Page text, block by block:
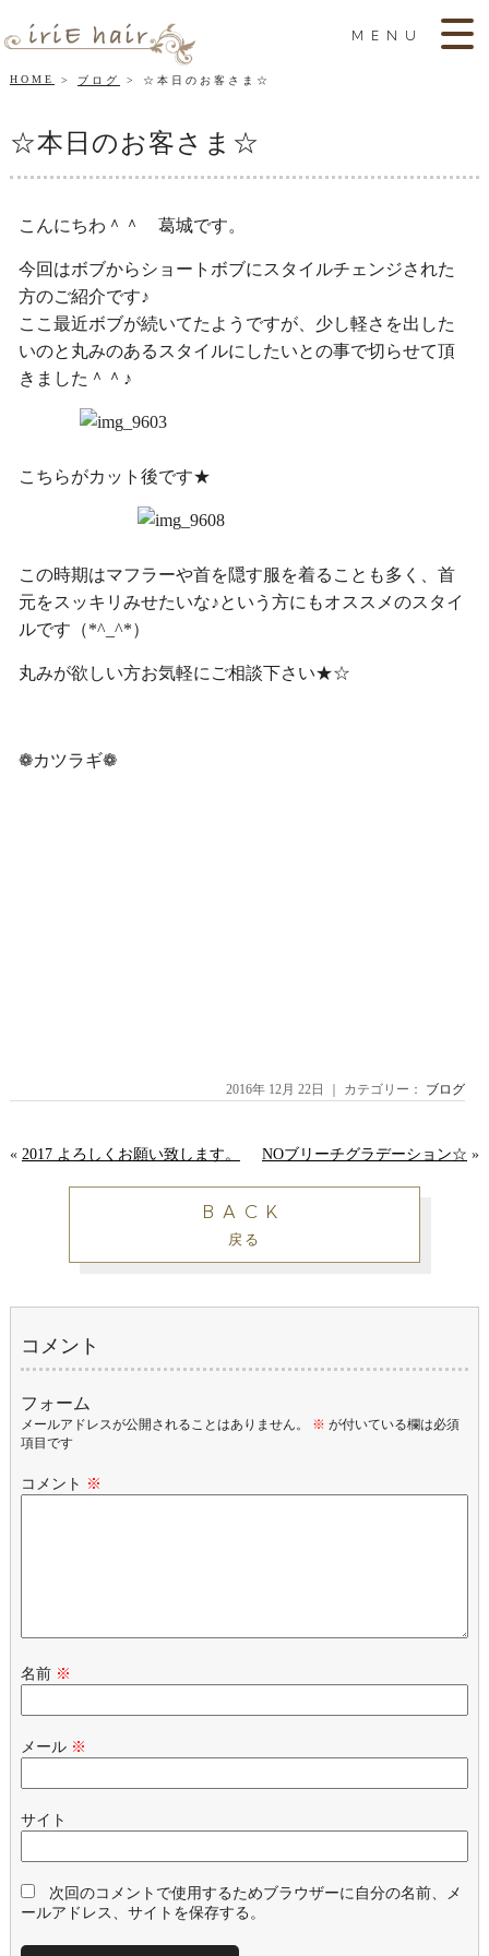
MENU
HOME ブログ ☆本日のお客さま☆
☆本日のお客さま☆
こんにちわ＾＾ 葛城です。
今回はボブからショートボブにスタイルチェンジされた
方のご紹介です♪
ここ最近ボブが続いてたようですが、少し軽さを出した
いのと丸みのあるスタイルにしたいとの事で切らせて頂
きました＾＾♪
こちらがカット後です★
この時期はマフラーや首を隠す服を着ることも多く、首
元をスッキリみせたいな♪という方にもオススメのスタイ
ルです（*^_^*）
丸みが欲しい方お気軽にご相談下さい★☆
❁カツラギ❁
2016年 12月 22日 ｜ カテゴリー： ブログ
« 2017 よろしくお願い致します。 NOブリーチグラデーション☆ »
BACK
戻る
コメント
フォーム
メールアドレスが公開されることはありません。 ※ が付いている欄は必須
項目です
コメント ※
名前 ※
メール ※
サイト
次回のコメントで使用するためブラウザーに自分の名前、メ
ールアドレス、サイトを保存する。